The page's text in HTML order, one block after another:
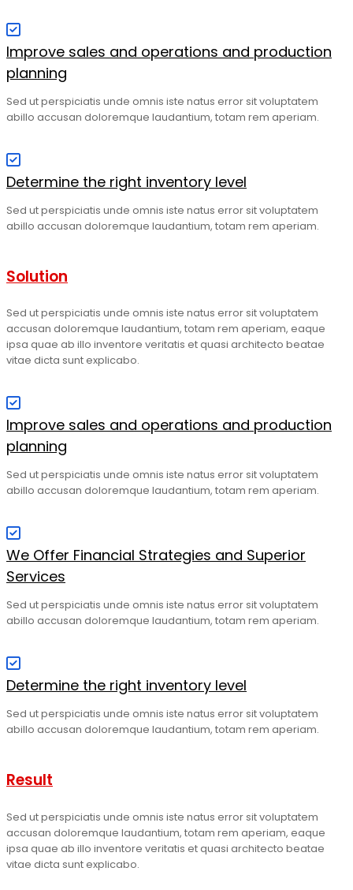
Improve sales and operations and production
planning
Sed ut perspiciatis unde omnis iste natus error sit voluptatem
abillo accusan doloremque laudantium, totam rem aperiam.
Determine the right inventory level
Sed ut perspiciatis unde omnis iste natus error sit voluptatem
abillo accusan doloremque laudantium, totam rem aperiam.
Solution
Sed ut perspiciatis unde omnis iste natus error sit voluptatem
accusan doloremque laudantium, totam rem aperiam, eaque
ipsa quae ab illo inventore veritatis et quasi architecto beatae
vitae dicta sunt explicabo.
Improve sales and operations and production
planning
Sed ut perspiciatis unde omnis iste natus error sit voluptatem
abillo accusan doloremque laudantium, totam rem aperiam.
We Offer Financial Strategies and Superior
Services
Sed ut perspiciatis unde omnis iste natus error sit voluptatem
abillo accusan doloremque laudantium, totam rem aperiam.
Determine the right inventory level
Sed ut perspiciatis unde omnis iste natus error sit voluptatem
abillo accusan doloremque laudantium, totam rem aperiam.
Result
Sed ut perspiciatis unde omnis iste natus error sit voluptatem
accusan doloremque laudantium, totam rem aperiam, eaque
ipsa quae ab illo inventore veritatis et quasi architecto beatae
vitae dicta sunt explicabo.